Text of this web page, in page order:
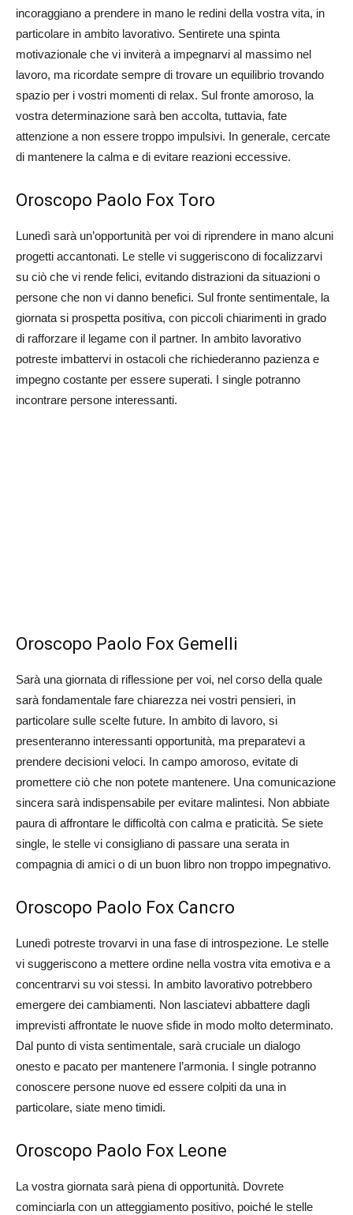
incoraggiano a prendere in mano le redini della vostra vita, in
particolare in ambito lavorativo. Sentirete una spinta
motivazionale che vi inviterà a impegnarvi al massimo nel
lavoro, ma ricordate sempre di trovare un equilibrio trovando
spazio per i vostri momenti di relax. Sul fronte amoroso, la
vostra determinazione sarà ben accolta, tuttavia, fate
attenzione a non essere troppo impulsivi. In generale, cercate
di mantenere la calma e di evitare reazioni eccessive.
Oroscopo Paolo Fox Toro
Lunedì sarà un’opportunità per voi di riprendere in mano alcuni
progetti accantonati. Le stelle vi suggeriscono di focalizzarvi
su ciò che vi rende felici, evitando distrazioni da situazioni o
persone che non vi danno benefici. Sul fronte sentimentale, la
giornata si prospetta positiva, con piccoli chiarimenti in grado
di rafforzare il legame con il partner. In ambito lavorativo
potreste imbattervi in ostacoli che richiederanno pazienza e
impegno costante per essere superati. I single potranno
incontrare persone interessanti.
Oroscopo Paolo Fox Gemelli
Sarà una giornata di riflessione per voi, nel corso della quale
sarà fondamentale fare chiarezza nei vostri pensieri, in
particolare sulle scelte future. In ambito di lavoro, si
presenteranno interessanti opportunità, ma preparatevi a
prendere decisioni veloci. In campo amoroso, evitate di
promettere ciò che non potete mantenere. Una comunicazione
sincera sarà indispensabile per evitare malintesi. Non abbiate
paura di affrontare le difficoltà con calma e praticità. Se siete
single, le stelle vi consigliano di passare una serata in
compagnia di amici o di un buon libro non troppo impegnativo.
Oroscopo Paolo Fox Cancro
Lunedì potreste trovarvi in una fase di introspezione. Le stelle
vi suggeriscono a mettere ordine nella vostra vita emotiva e a
concentrarvi su voi stessi. In ambito lavorativo potrebbero
emergere dei cambiamenti. Non lasciatevi abbattere dagli
imprevisti affrontate le nuove sfide in modo molto determinato.
Dal punto di vista sentimentale, sarà cruciale un dialogo
onesto e pacato per mantenere l’armonia. I single potranno
conoscere persone nuove ed essere colpiti da una in
particolare, siate meno timidi.
Oroscopo Paolo Fox Leone
La vostra giornata sarà piena di opportunità. Dovrete
cominciarla con un atteggiamento positivo, poiché le stelle